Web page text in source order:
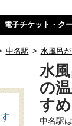
電子チケット・ク
中名駅 > 水風呂
水
の
すめ
中名駅